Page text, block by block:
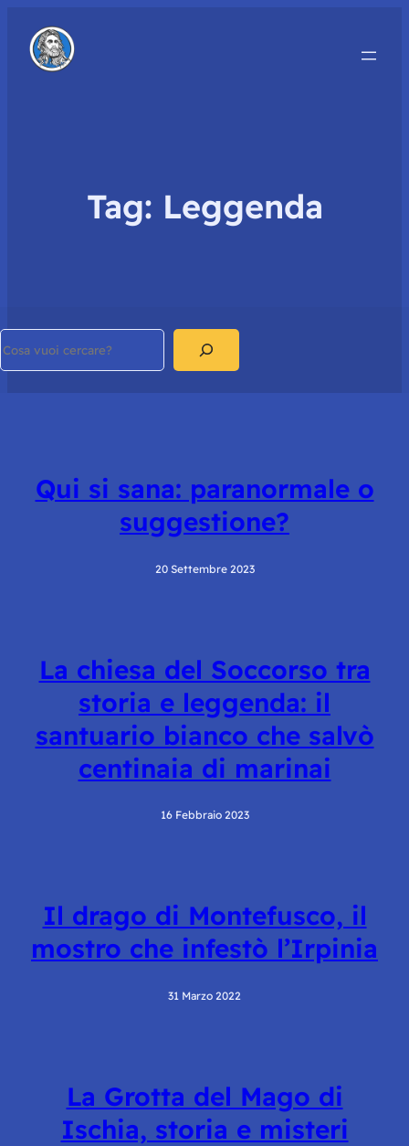
Tag: Leggenda
Qui si sana: paranormale o
suggestione?
20 Settembre 2023
La chiesa del Soccorso tra
storia e leggenda: il
santuario bianco che salvò
centinaia di marinai
16 Febbraio 2023
Il drago di Montefusco, il
mostro che infestò l’Irpinia
31 Marzo 2022
La Grotta del Mago di
Ischia, storia e misteri